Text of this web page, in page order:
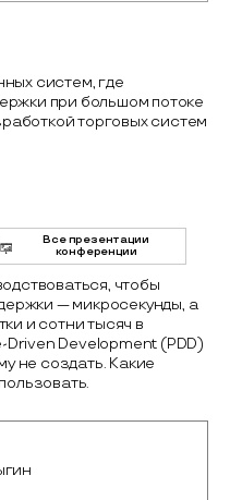
систем, где
при большом потоке
торговых систем
Все презентации
конференции
чтобы
— микросекунды, а
и сотни тысяч в
Driven Development (PDD)
не создать. Какие